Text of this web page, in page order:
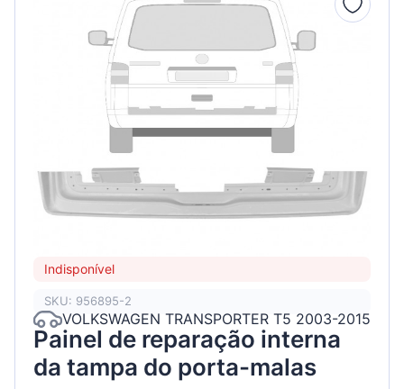
Indisponível
SKU: 956895-2
VOLKSWAGEN TRANSPORTER T5 2003-2015
Painel de reparação interna
da tampa do porta-malas